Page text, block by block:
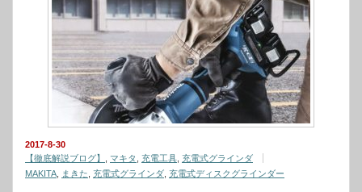
2017-8-30
【徹底解説ブログ】
マキタ 充電工具 充電式グラインダ
MAKITA
まきた 充電式グラインダ 充電式ディスクグラインダー